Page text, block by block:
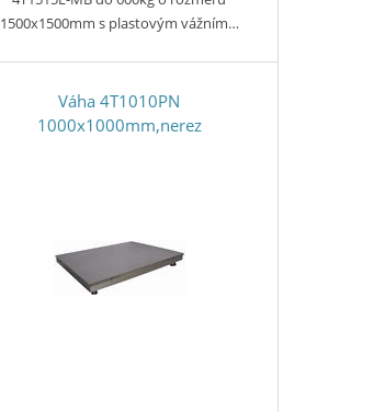
1500x1500mm s plastovým vážním…
Váha 4T1010PN
1000x1000mm,nerez